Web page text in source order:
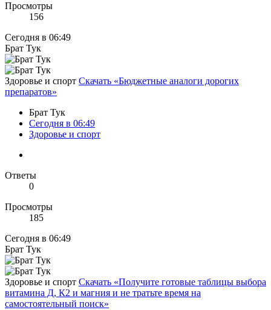
Просмотры
156
Сегодня в 06:49
Брат Тук
Здоровье и спорт Скачать «Бюджетные аналоги дорогих
препаратов»
Брат Тук
Сегодня в 06:49
Здоровье и спорт
Ответы
0
Просмотры
185
Сегодня в 06:49
Брат Тук
Здоровье и спорт Скачать «Получите готовые таблицы выбора
витамина Д, К2 и магния и не тратьте время на
самостоятельный поиск»